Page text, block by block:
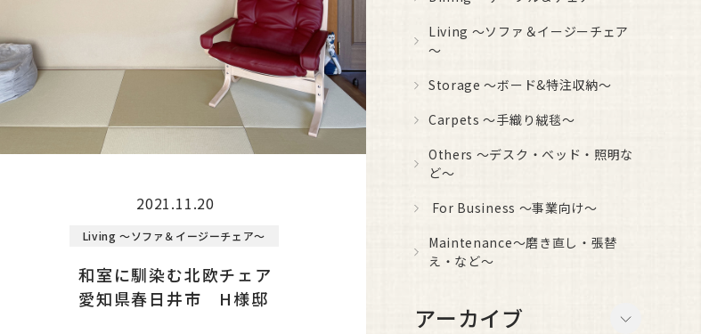
2021.11.20
Living ～ソファ＆イージーチェア～
和室に馴染む北欧チェア
愛知県春日井市 H様邸
Living ～ソファ＆イージーチェア
～
Storage ～ボード&特注収納～
Carpets ～手織り絨毯～
Others ～デスク・ベッド・照明な
ど～
For Business ～事業向け～
Maintenance～磨き直し・張替
え・など～
アーカイブ